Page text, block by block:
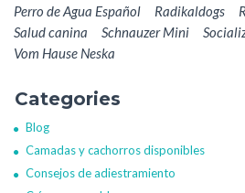
Perro de Agua Español
Radikaldogs
Salud canina
Schnauzer Mini
Vom Hause Neska
Categories
Blog
Camadas y cachorros disponibles
Consejos de adiestramiento